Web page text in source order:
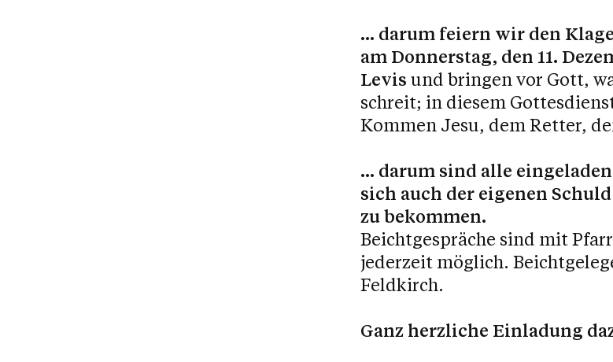
... darum feiern wir den
am Donnerstag, den 11.
Levis und bringen vor Gott,
schreit; in diesem
Kommen Jesu, dem Retter,
... darum sind alle
sich auch der eigenen
zu bekommen.
Beichtgespräche sind mit
jederzeit möglich.
Feldkirch.
Ganz herzliche Einladung